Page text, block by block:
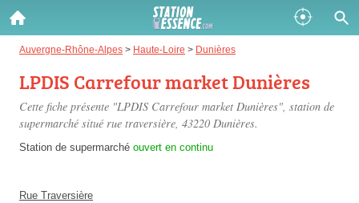
Auvergne-Rhône-Alpes > Haute-Loire > Dunières
LPDIS Carrefour market Dunières
Cette fiche présente "LPDIS Carrefour market Dunières", station de
supermarché situé rue traversière, 43220 Dunières.
Station de supermarché ouvert en continu
Rue Traversière
Gazole :
Disponible Épuisé
SP 98 :
Disponible